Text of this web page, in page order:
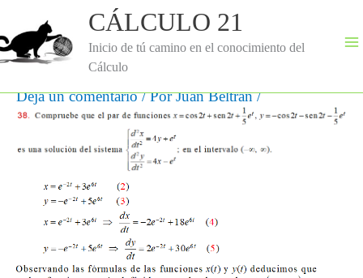
contenido
CÁLCULO 21
Inicio de tú camino en el conocimiento del
Cálculo
Deja un comentario / PorJuan Beltran/